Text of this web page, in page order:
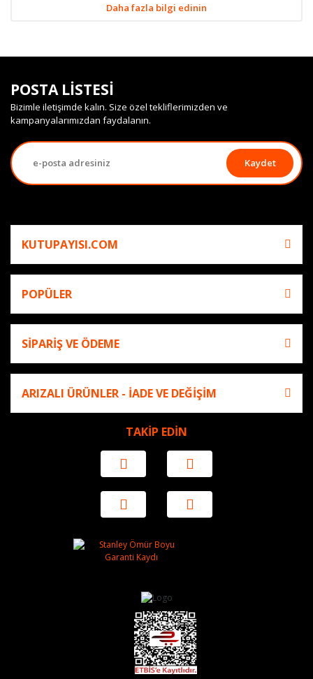
Daha fazla bilgi edinin
POSTA LİSTESİ
Bizimle iletişimde kalın. Size özel tekliflerimizden ve
kampanyalarımızdan faydalanın.
Kaydet
KUTUPAYISI.COM
POPÜLER
SİPARİŞ VE ÖDEME
ARIZALI ÜRÜNLER - İADE VE DEĞİŞİM
TAKİP EDİN